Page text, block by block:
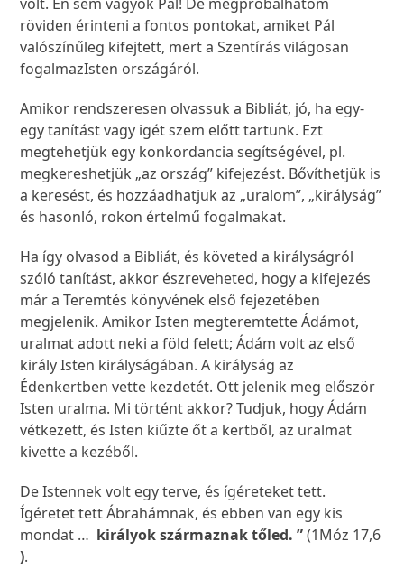
röviden érinteni a fontos pontokat, amiket Pál
valószínűleg kifejtett, mert a Szentírás világosan
fogalmazIsten országáról.
Amikor rendszeresen olvassuk a Bibliát, jó, ha egy-
egy tanítást vagy igét szem előtt tartunk. Ezt
megtehetjük egy konkordancia segítségével, pl.
megkereshetjük „az ország” kifejezést. Bővíthetjük is
a keresést, és hozzáadhatjuk az „uralom”, „királyság”
és hasonló, rokon értelmű fogalmakat.
Ha így olvasod a Bibliát, és követed a királyságról
szóló tanítást, akkor észreveheted, hogy a kifejezés
már a Teremtés könyvének első fejezetében
megjelenik. Amikor Isten megteremtette Ádámot,
uralmat adott neki a föld felett; Ádám volt az első
király Isten királyságában. A királyság az
Édenkertben vette kezdetét. Ott jelenik meg először
Isten uralma. Mi történt akkor? Tudjuk, hogy Ádám
vétkezett, és Isten kiűzte őt a kertből, az uralmat
kivette a kezéből.
De Istennek volt egy terve, és ígéreteket tett.
Ígéretet tett Ábrahámnak, és ebben van egy kis
mondat … királyok származnak tőled. ”(1Móz 17,6
).